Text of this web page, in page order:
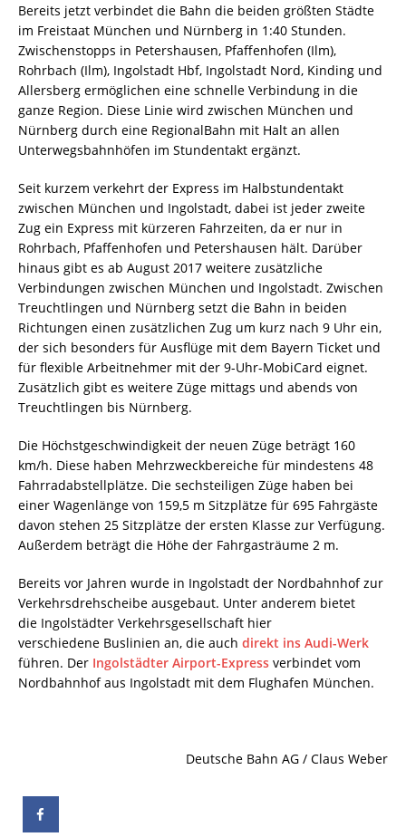
Bereits jetzt verbindet die Bahn die beiden größten Städte
im Freistaat München und Nürnberg in 1:40 Stunden.
Zwischenstopps in Petershausen, Pfaffenhofen (Ilm),
Rohrbach (Ilm), Ingolstadt Hbf, Ingolstadt Nord, Kinding und
Allersberg ermöglichen eine schnelle Verbindung in die
ganze Region. Diese Linie wird zwischen München und
Nürnberg durch eine RegionalBahn mit Halt an allen
Unterwegsbahnhöfen im Stundentakt ergänzt.
Seit kurzem verkehrt der Express im Halbstundentakt
zwischen München und Ingolstadt, dabei ist jeder zweite
Zug ein Express mit kürzeren Fahrzeiten, da er nur in
Rohrbach, Pfaffenhofen und Petershausen hält. Darüber
hinaus gibt es ab August 2017 weitere zusätzliche
Verbindungen zwischen München und Ingolstadt. Zwischen
Treuchtlingen und Nürnberg setzt die Bahn in beiden
Richtungen einen zusätzlichen Zug um kurz nach 9 Uhr ein,
der sich besonders für Ausflüge mit dem Bayern Ticket und
für flexible Arbeitnehmer mit der 9-Uhr-MobiCard eignet.
Zusätzlich gibt es weitere Züge mittags und abends von
Treuchtlingen bis Nürnberg.
Die Höchstgeschwindigkeit der neuen Züge beträgt 160
km/h. Diese haben Mehrzweckbereiche für mindestens 48
Fahrradabstellplätze. Die sechsteiligen Züge haben bei
einer Wagenlänge von 159,5 m Sitzplätze für 695 Fahrgäste
davon stehen 25 Sitzplätze der ersten Klasse zur Verfügung.
Außerdem beträgt die Höhe der Fahrgasträume 2 m.
Bereits vor Jahren wurde in Ingolstadt der Nordbahnhof zur
Verkehrsdrehscheibe ausgebaut. Unter anderem bietet
die Ingolstädter Verkehrsgesellschaft hier
verschiedene Buslinien an, die auch direkt ins Audi-Werk
führen. Der Ingolstädter Airport-Express verbindet vom
Nordbahnhof aus Ingolstadt mit dem Flughafen München.
Deutsche Bahn AG / Claus Weber